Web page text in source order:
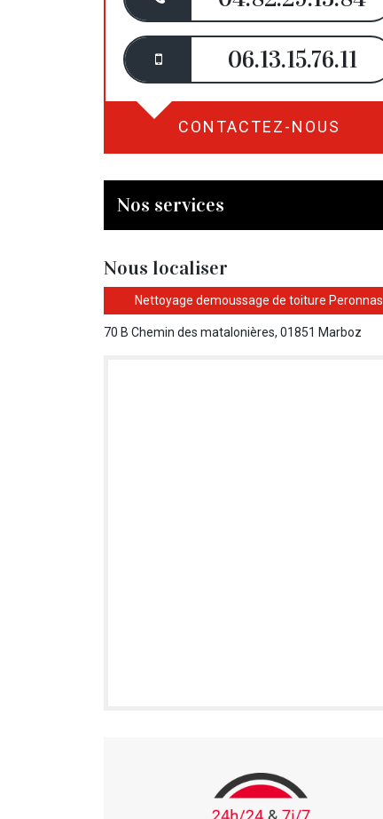
06.13.15.76.11
CONTACTEZ-NOUS
Nos services
Nous localiser
Nettoyage demoussage de toiture Peronnas
70 B Chemin des matalonières, 01851 Marboz